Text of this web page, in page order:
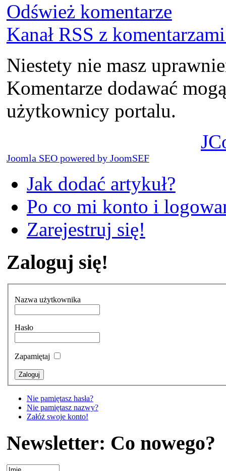
Odśwież komentarze
Kanał RSS z
Niestety nie masz
Komentarze dodawać
użytkownicy portalu.
Joomla SEO powered by JoomSEF
Jak dodać artykuł?
Po co mi konto i
Zarejestruj się!
Zaloguj się!
Nazwa użytkownika
Hasło
Zapamiętaj
Nie pamiętasz hasła?
Nie pamiętasz nazwy?
Załóż swoje konto!
Newsletter: Co nowego?